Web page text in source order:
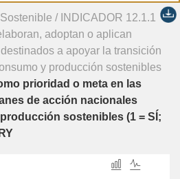
por unidad de PIB, desglosado por tipo de
por dólar estadounidense constante de
per cápita, desglosado por tipo de materia
a la mitad el desperdicio de alimentos per
y a nivel de los consumidores y reducir
de producción y suministro, incluidas
pérdidas de alimentos y b) índice de
per cápita (Kg) AG_FOOD_WST_PC
/ INDICADOR 12.1.1
adoptan o aplican
a apoyar la transición
y producción sostenibles
prioridad o meta en las
de acción nacionales
sostenibles (1 = SÍ;